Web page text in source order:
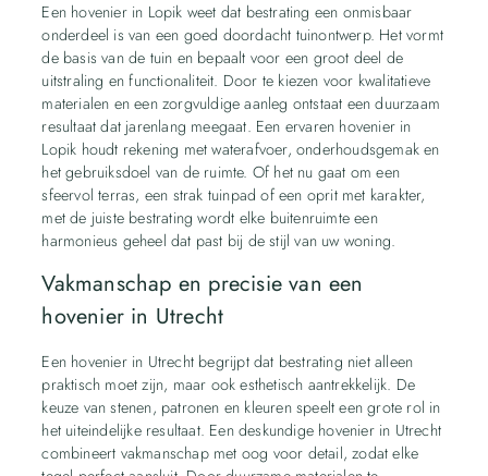
Een hovenier in Lopik weet dat bestrating een onmisbaar
onderdeel is van een goed doordacht tuinontwerp. Het vormt
de basis van de tuin en bepaalt voor een groot deel de
uitstraling en functionaliteit. Door te kiezen voor kwalitatieve
materialen en een zorgvuldige aanleg ontstaat een duurzaam
resultaat dat jarenlang meegaat. Een ervaren hovenier in
Lopik houdt rekening met waterafvoer, onderhoudsgemak en
het gebruiksdoel van de ruimte. Of het nu gaat om een
sfeervol terras, een strak tuinpad of een oprit met karakter,
met de juiste bestrating wordt elke buitenruimte een
harmonieus geheel dat past bij de stijl van uw woning.
Vakmanschap en precisie van een
hovenier in Utrecht
Een hovenier in Utrecht begrijpt dat bestrating niet alleen
praktisch moet zijn, maar ook esthetisch aantrekkelijk. De
keuze van stenen, patronen en kleuren speelt een grote rol in
het uiteindelijke resultaat. Een deskundige hovenier in Utrecht
combineert vakmanschap met oog voor detail, zodat elke